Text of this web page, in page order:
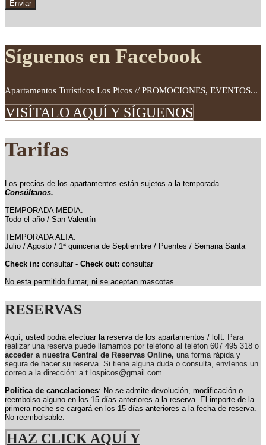
Síguenos en Facebook
Apartamentos Turísticos Los Picos // PROMOCIONES, EVENTOS...
VISÍTALO AQUÍ Y SÍGUENOS
Tarifas
Los precios de los apartamentos están sujetos a la temporada.
Consúltanos.
TEMPORADA MEDIA:
Todo el año / San Valentín
TEMPORADA ALTA:
Julio / Agosto / 1ª quincena de Septiembre / Puentes / Semana Santa
Check in: consultar - Check out: consultar
No esta permitido fumar, ni se aceptan mascotas.
RESERVAS
Aquí, usted podrá efectuar la reserva de los apartamentos / loft.
Para
realizar una reserva puede llamarnos por teléfono al teléfon 607 495 318 o
acceder a nuestra Central de Reservas Online, una forma rápida y
segura de hacer su reserva. Si tiene alguna duda o consulta, envíenos un
correo a la dirección: a.t.lospicos@gmail.com
Política de cancelaciones: No se admite devolución, modificación o
reembolso alguno en los 15 días anteriores a la reserva.
El importe de la
primera noche se cargará en los 15 días anteriores a la fecha de reserva.
No reembolsable.
HAZ CLICK AQUÍ Y